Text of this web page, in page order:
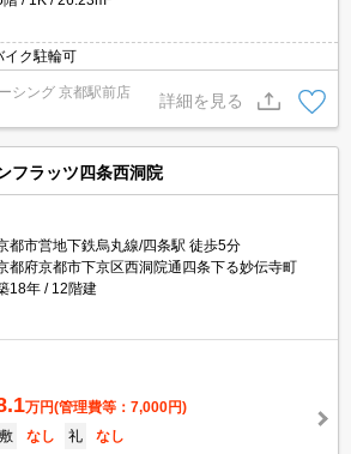
イク駐輪可
シング 京都駅前店
詳細を見る
フラッツ四条西洞院
都市営地下鉄烏丸線/四条駅 徒歩5分
都府京都市下京区西洞院通四条下る妙伝寺町
18年
12階建
万円(管理費等：7,000円)
敷
なし 礼
なし